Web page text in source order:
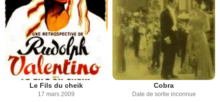
Le Fils du cheik
17 mars 2009
Cobra
Date de sortie inconnue